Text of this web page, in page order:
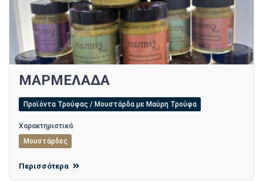
ΜΑΡΜΕΛΑΔΑ
Προϊόντα Τρούφας / Μουστάρδα με Μαύρη Τρούφα
Χαρακτηριστικά
Μουστάρδες
Περισσότερα